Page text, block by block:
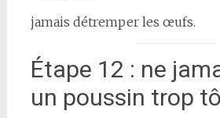
jamais détremper les œufs.
Étape 12 : ne
un poussin trop